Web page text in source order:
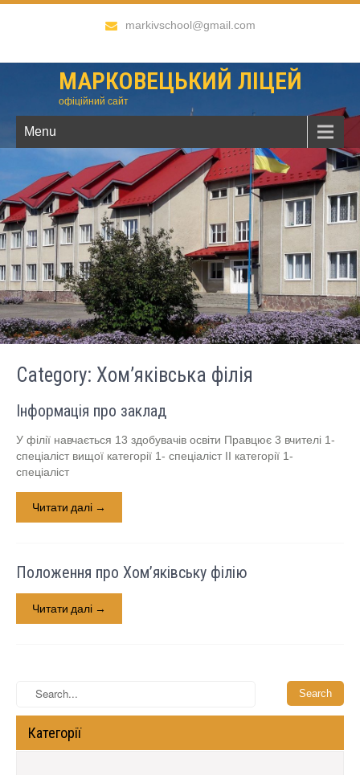
markivschool@gmail.com
МАРКОВЕЦЬКИЙ ЛІЦЕЙ
офіційний сайт
Menu
Category: Хом’яківська філія
Інформація про заклад
У філії навчається 13 здобувачів освіти Правцює 3 вчителі 1-
спеціаліст вищої категорії 1- спеціаліст ІІ категорії 1-
спеціаліст
Читати далі →
Положення про Хом’яківську філію
Читати далі →
Категорії